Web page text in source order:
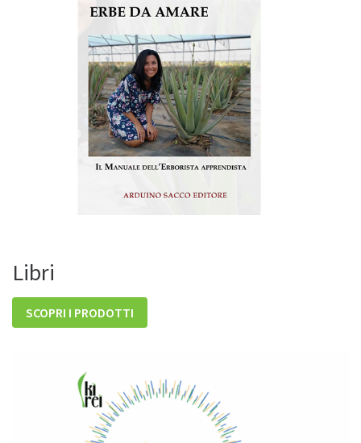
Libri
SCOPRI I PRODOTTI